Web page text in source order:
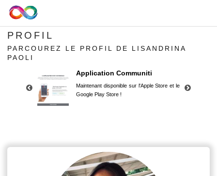
PROFIL
PARCOUREZ LE PROFIL DE LISANDRINA
PAOLI
Application Communiti
Maintenant disponible sur l'Apple Store et le
Google Play Store !
Google Play Store !